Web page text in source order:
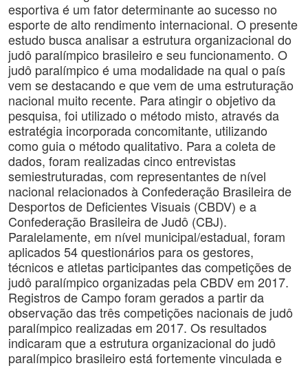
esportiva é um fator determinante ao sucesso no
esporte de alto rendimento internacional. O presente
estudo busca analisar a estrutura organizacional do
judô paralímpico brasileiro e seu funcionamento. O
judô paralímpico é uma modalidade na qual o país
vem se destacando e que vem de uma estruturação
nacional muito recente. Para atingir o objetivo da
pesquisa, foi utilizado o método misto, através da
estratégia incorporada concomitante, utilizando
como guia o método qualitativo. Para a coleta de
dados, foram realizadas cinco entrevistas
semiestruturadas, com representantes de nível
nacional relacionados à Confederação Brasileira de
Desportos de Deficientes Visuais (CBDV) e a
Confederação Brasileira de Judô (CBJ).
Paralelamente, em nível municipal/estadual, foram
aplicados 54 questionários para os gestores,
técnicos e atletas participantes das competições de
judô paralímpico organizadas pela CBDV em 2017.
Registros de Campo foram gerados a partir da
observação das três competições nacionais de judô
paralímpico realizadas em 2017. Os resultados
indicaram que a estrutura organizacional do judô
paralímpico brasileiro está fortemente vinculada e